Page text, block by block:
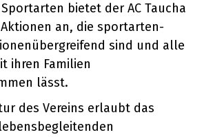
bietet der AC Taucha
an, die sportarten-
sind und alle
ihren Familien
lässt.
des Vereins erlaubt das